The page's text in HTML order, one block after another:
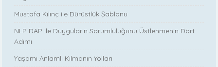
Mustafa Kılınç ile Dürüstlük Şablonu
NLP DAP ile Duyguların Sorumluluğunu Üstlenmenin Dört
Adımı
Yaşamı Anlamlı Kılmanın Yolları